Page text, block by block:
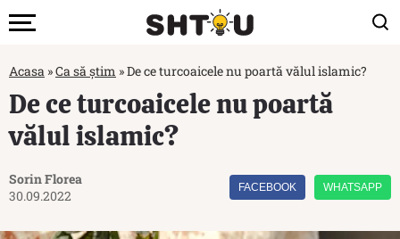
Acasa »Ca să știm »De ce turcoaicele nu poartă vălul islamic?
De ce turcoaicele nu poartă
vălul islamic?
Sorin Florea
30.09.2022
FACEBOOK WHATSAPP